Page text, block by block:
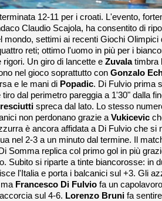
12-11 per i croati. L'evento,
Claudio Scajola, ha consentito di
mondo, settimi ai recenti Giochi Olimpici
reti; ottimo l'uomo in più per i
Un giro di lancette e Zuvalatimbra
nel gioco soprattutto con Gonzalo
e le mani di Popadic. Di Fulvio prima
dal perimetro pareggia a 1'30" dalla
spreca dal lato. Lo stesso
non perdonano grazie a Vukicevic
è ancora affidata a Di Fulvio che si
nel 2-3 a un minuto dal termine. Il
Somma replica col primo gol in più
Subito si riparte a tinte biancorosse: in
l'Italia e porta i balcanici sul +3. Gli
Francesco Di Fulvio fa un
sul 4-6. Lorenzo Bruni fa